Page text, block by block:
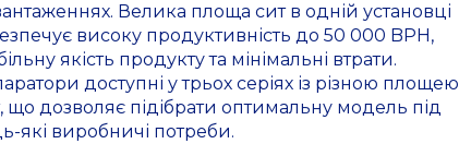
Велика площа сит в одній установці
високу продуктивність до 50 000 BPH,
якість продукту та мінімальні втрати.
доступні у трьох серіях із різною площею
що дозволяє підібрати оптимальну модель під
які виробничі потреби.